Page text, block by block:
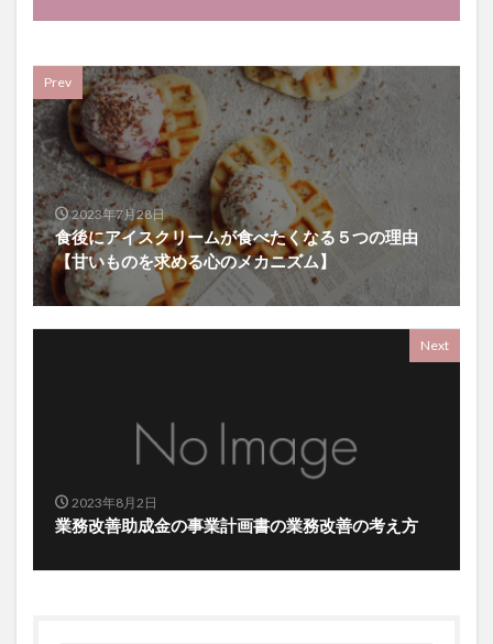
Prev
2023年7月28日
食後にアイスクリームが食べたくなる５つの理由
【甘いものを求める心のメカニズム】
Next
2023年8月2日
業務改善助成金の事業計画書の業務改善の考え方